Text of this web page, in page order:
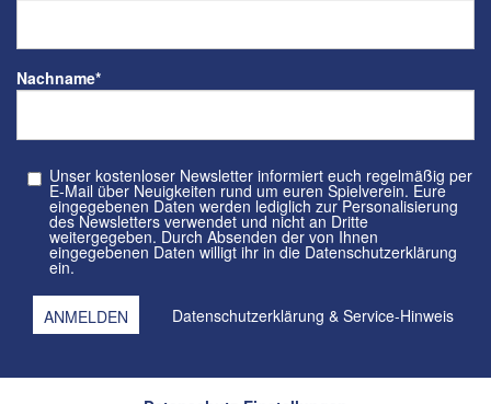
Nachname*
Unser kostenloser Newsletter informiert euch regelmäßig per
E-Mail über Neuigkeiten rund um euren Spielverein. Eure
eingegebenen Daten werden lediglich zur Personalisierung
des Newsletters verwendet und nicht an Dritte
weitergegeben. Durch Absenden der von Ihnen
eingegebenen Daten willigt ihr in die Datenschutzerklärung
ein.
Datenschutzerklärung & Service-Hinweis